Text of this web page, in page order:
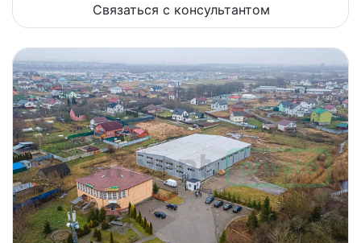
Связаться с консультантом